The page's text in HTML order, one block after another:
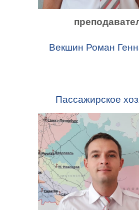
Векшин Роман
Пассажирское